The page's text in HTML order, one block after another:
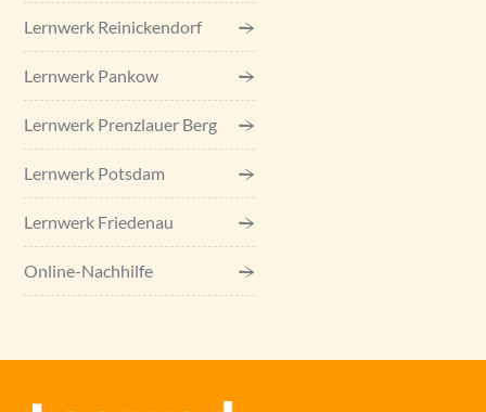
Lernwerk Reinickendorf
Lernwerk Pankow
Lernwerk Prenzlauer Berg
Lernwerk Potsdam
Lernwerk Friedenau
Online-Nachhilfe